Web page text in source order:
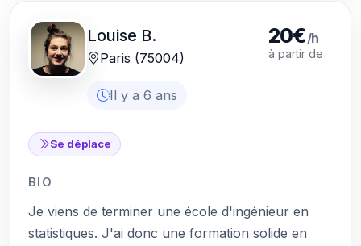
Louise B.
Paris (75004)
Il y a 6 ans
20€/h
à partir de
Se déplace
BIO
Je viens de terminer une école d'ingénieur en
statistiques. J'ai donc une formation solide en